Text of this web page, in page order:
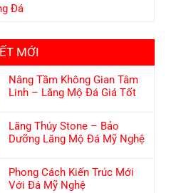
Đá
MỚI
Nâng Tầm Không Gian Tâm
Linh – Lăng Mộ Đá Giá Tốt
Lăng Thúy Stone – Bảo
Dưỡng Lăng Mộ Đá Mỹ Nghệ
Phong Cách Kiến Trúc Mới
Với Đá Mỹ Nghệ